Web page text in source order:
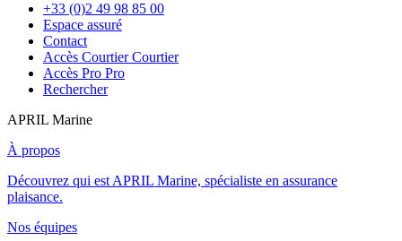
+33 (0)2 49 98 85 00
Espace assuré
Contact
Accès Courtier Courtier
Accès Pro Pro
Rechercher
APRIL Marine
À propos
Découvrez qui est APRIL Marine, spécialiste en assurance
plaisance.
Nos équipes